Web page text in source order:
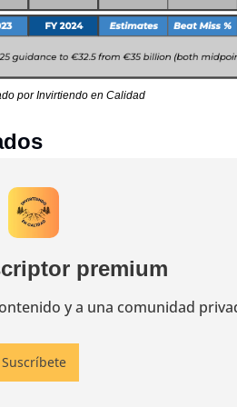
por Invirtiendo en Calidad
premium
y a una comunidad
Suscríbete